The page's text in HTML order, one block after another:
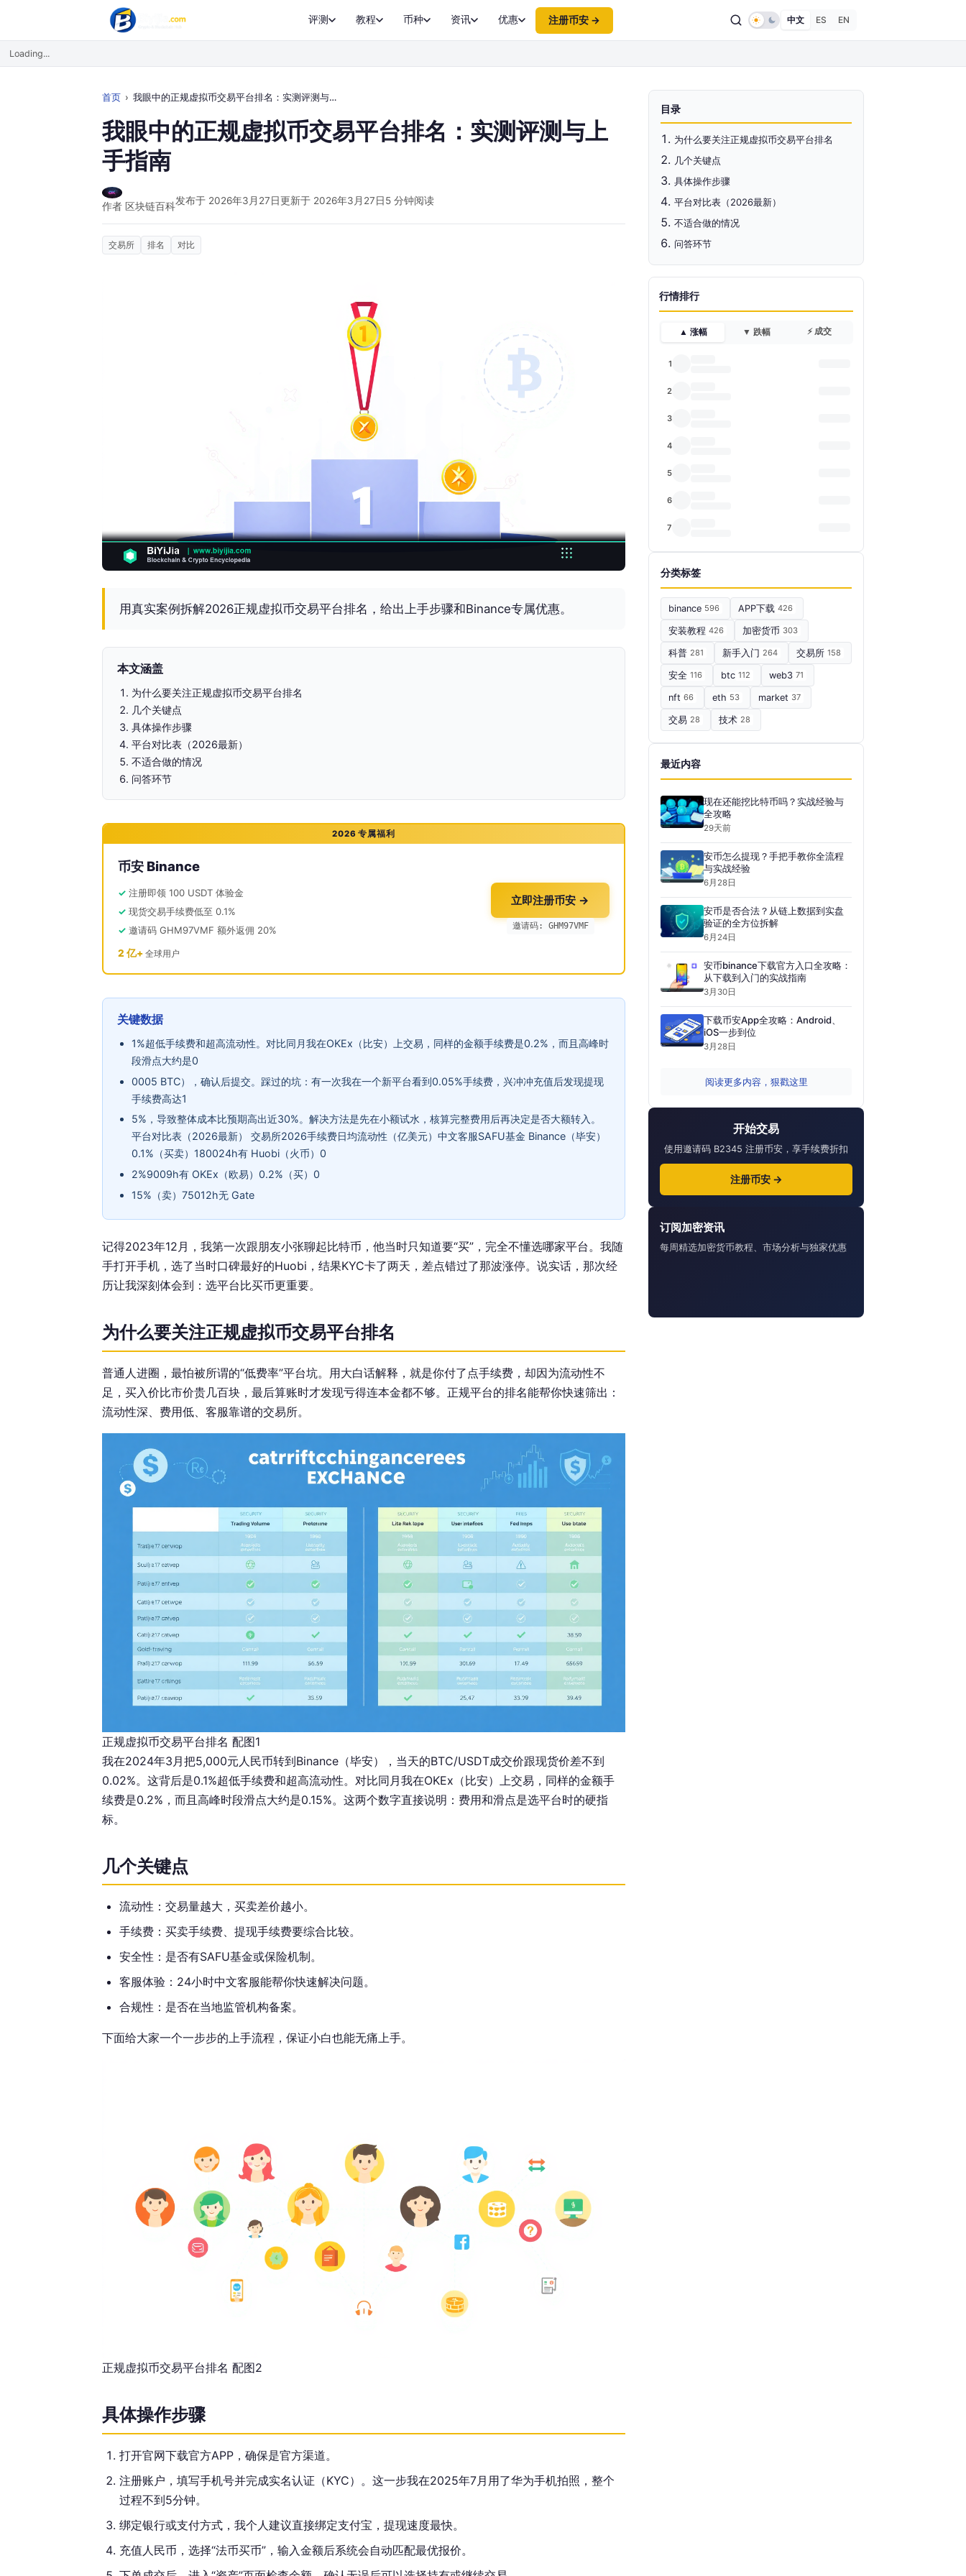
评测 教程 币种 资讯 优惠 注册币安 → 中文 ES EN
Loading...
首页 我眼中的正规虚拟币交易平台排名：实测评测与上手指南
我眼中的正规虚拟币交易平台排名：实测评测与上
手指南
作者 区块链百科发布于 2026年3月27日更新于 2026年3月27日5 分钟阅读
交易所 排名 对比
用真实案例拆解2026正规虚拟币交易平台排名，给出上手步骤和Binance专属优惠。
本文涵盖
为什么要关注正规虚拟币交易平台排名
几个关键点
具体操作步骤
平台对比表（2026最新）
不适合做的情况
问答环节
2026 专属福利
币安 Binance
注册即领 100 USDT 体验金
现货交易手续费低至 0.1%
邀请码 GHM97VMF 额外返佣 20%
2 亿+ 全球用户
立即注册币安 →
邀请码: GHM97VMF
关键数据
1%超低手续费和超高流动性。对比同月我在OKEx（比安）上交易，同样的金额手续费是0.2%，而且高峰时
段滑点大约是0
0005 BTC），确认后提交。踩过的坑：有一次我在一个新平台看到0.05%手续费，兴冲冲充值后发现提现
手续费高达1
5%，导致整体成本比预期高出近30%。解决方法是先在小额试水，核算完整费用后再决定是否大额转入。
平台对比表（2026最新） 交易所2026手续费日均流动性（亿美元）中文客服SAFU基金 Binance（毕安）
0.1%（买卖）180024h有 Huobi（火币）0
2%9009h有 OKEx（欧易）0.2%（买）0
15%（卖）75012h无 Gate
记得2023年12月，我第一次跟朋友小张聊起比特币，他当时只知道要“买”，完全不懂选哪家平台。我随
手打开手机，选了当时口碑最好的Huobi，结果KYC卡了两天，差点错过了那波涨停。说实话，那次经
历让我深刻体会到：选平台比买币更重要。
为什么要关注正规虚拟币交易平台排名
普通人进圈，最怕被所谓的“低费率”平台坑。用大白话解释，就是你付了点手续费，却因为流动性不
足，买入价比市价贵几百块，最后算账时才发现亏得连本金都不够。正规平台的排名能帮你快速筛出：
流动性深、费用低、客服靠谱的交易所。
正规虚拟币交易平台排名 配图1
我在2024年3月把5,000元人民币转到Binance（毕安），当天的BTC/USDT成交价跟现货价差不到
0.02%。这背后是0.1%超低手续费和超高流动性。对比同月我在OKEx（比安）上交易，同样的金额手
续费是0.2%，而且高峰时段滑点大约是0.15%。这两个数字直接说明：费用和滑点是选平台时的硬指
标。
几个关键点
流动性：交易量越大，买卖差价越小。
手续费：买卖手续费、提现手续费要综合比较。
安全性：是否有SAFU基金或保险机制。
客服体验：24小时中文客服能帮你快速解决问题。
合规性：是否在当地监管机构备案。
下面给大家一个一步步的上手流程，保证小白也能无痛上手。
正规虚拟币交易平台排名 配图2
具体操作步骤
打开官网下载官方APP，确保是官方渠道。
注册账户，填写手机号并完成实名认证（KYC）。这一步我在2025年7月用了华为手机拍照，整个
过程不到5分钟。
绑定银行或支付方式，我个人建议直接绑定支付宝，提现速度最快。
充值人民币，选择“法币买币”，输入金额后系统会自动匹配最优报价。
目录
为什么要关注正规虚拟币交易平台排名
几个关键点
具体操作步骤
平台对比表（2026最新）
不适合做的情况
问答环节
行情排行
▲ 涨幅 ▼ 跌幅 ⚡ 成交
1
2
3
4
5
6
7
分类标签
binance 596 APP下载 426
安装教程 426 加密货币 303
科普 281 新手入门 264 交易所 158
安全 116 btc 112 web3 71
nft 66 eth 53 market 37
交易 28 技术 28
最近内容
现在还能挖比特币吗？实战经验与
全攻略
29天前
安币怎么提现？手把手教你全流程
与实战经验
6月28日
安币是否合法？从链上数据到实盘
验证的全方位拆解
6月24日
安币binance下载官方入口全攻略：
从下载到入门的实战指南
3月30日
下载币安App全攻略：Android、
iOS一步到位
3月28日
阅读更多内容，狠戳这里
开始交易
使用邀请码 B2345 注册币安，享手续费折扣
注册币安 →
订阅加密资讯
每周精选加密货币教程、市场分析与独家优惠